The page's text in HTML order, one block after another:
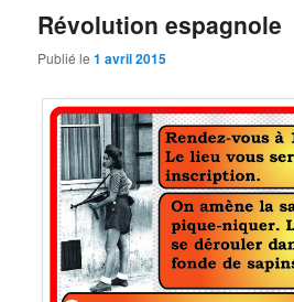
Révolution espagnole
Publié le1 avril 2015